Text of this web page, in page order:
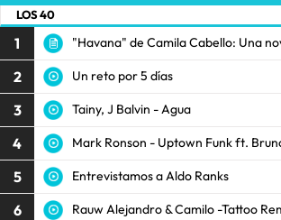
LOS 40
1 "Havana" de Camila Cabello: Una
2 Un reto por 5 días
3 Tainy, J Balvin - Agua
4 Mark Ronson - Uptown Funk ft.
5 Entrevistamos a Aldo Ranks
6 Rauw Alejandro & Camilo -Tattoo